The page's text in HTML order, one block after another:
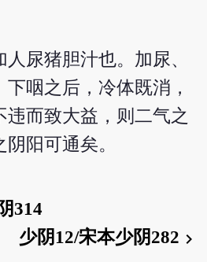
尿猪胆汁也。加尿、
咽之后，冷体既消，
违而致大益，则二气之
阳可通矣。
314
少阴12/宋本少阴282 chevron_right